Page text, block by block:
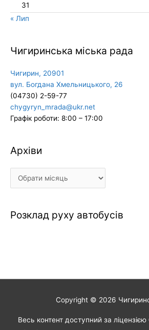
31
« Лип
Чигиринська міська рада
Чигирин, 20901
вул. Богдана Хмельницького, 26
(04730) 2-59-77
chygyryn_mrada@ukr.net
Графік роботи: 8:00 – 17:00
Архіви
Архіви
Розклад руху автобусів
Copyright © 2026
Весь контент доступний за